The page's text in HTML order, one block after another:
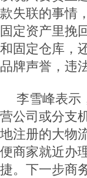
款失联的事情
固定资产里挽
和固定仓库，
品牌声誉，违
李雪峰表示
营公司或分支
地注册的大物
便商家就近办
捷。下一步商